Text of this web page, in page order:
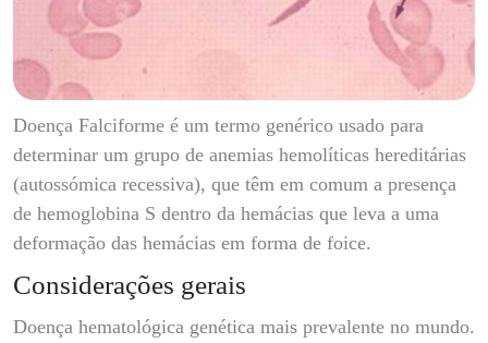
Doença Falciforme é um termo genérico usado para
determinar um grupo de anemias hemolíticas hereditárias
(autossómica recessiva), que têm em comum a presença
de hemoglobina S dentro da hemácias que leva a uma
deformação das hemácias em forma de foice.
Considerações gerais
Doença hematológica genética mais prevalente no mundo.